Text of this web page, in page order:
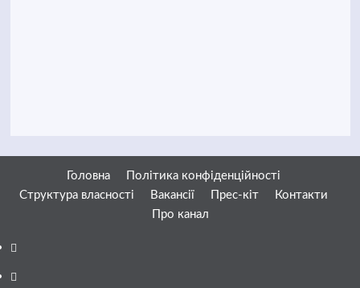
Головна
Політика конфіденційності
Структура власності
Вакансії Прес-кіт
Контакти
Про канал
Facebook
YouTube